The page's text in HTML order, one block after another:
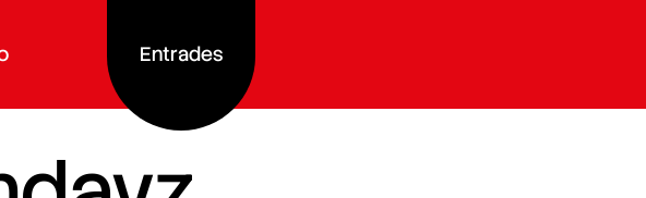
Entrades